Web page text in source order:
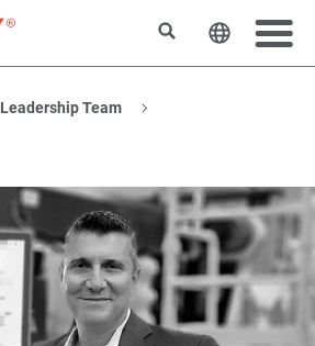
SearchChange
Leadership Team